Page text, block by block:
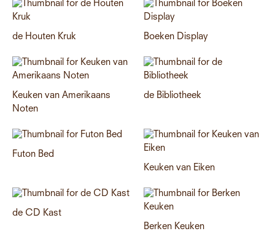
de Houten Kruk Boeken Display
Keuken van Amerikaans
Noten
de Bibliotheek
Futon Bed
Keuken van Eiken
de CD Kast
Berken Keuken